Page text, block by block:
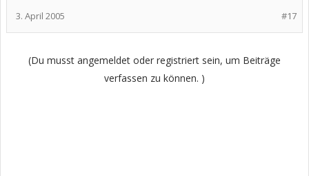
#17
3. April 2005
(Du musst angemeldet oder registriert sein, um Beiträge
verfassen zu können. )